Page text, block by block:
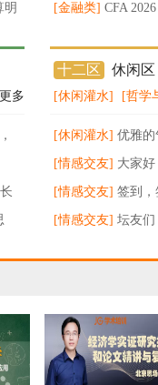
明 更要搭建属于你
[金融类] CFA
更多
十二区 休闲区
[休闲灌水] [哲学
[休闲灌水] 优雅的
[情感交友] 大家好
[情感交友] 签到，
[情感交友] 坛友们